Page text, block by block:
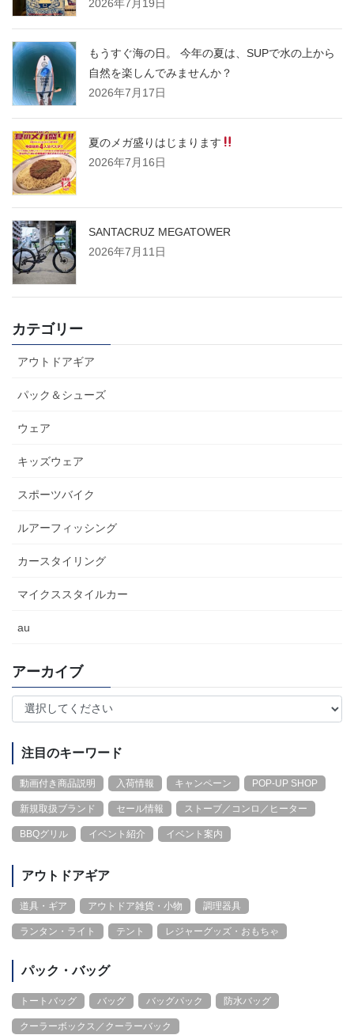
2026年7月19日
もうすぐ海の日。 今年の夏は、SUPで水の上から
自然を楽しんでみませんか？
2026年7月17日
夏のメガ盛りはじまります
2026年7月16日
SANTACRUZ MEGATOWER
2026年7月11日
カテゴリー
アウトドアギア
パック＆シューズ
ウェア
キッズウェア
スポーツバイク
ルアーフィッシング
カースタイリング
マイクススタイルカー
au
アーカイブ
注目のキーワード
動画付き商品説明 入荷情報 キャンペーン POP-UP SHOP
新規取扱ブランド セール情報 ストーブ／コンロ／ヒーター
BBQグリル イベント紹介 イベント案内
アウトドアギア
道具・ギア アウトドア雑貨・小物 調理器具
ランタン・ライト テント レジャーグッズ・おもちゃ
パック・バッグ
トートバッグ バッグ バッグパック 防水バッグ
クーラーボックス／クーラーバック